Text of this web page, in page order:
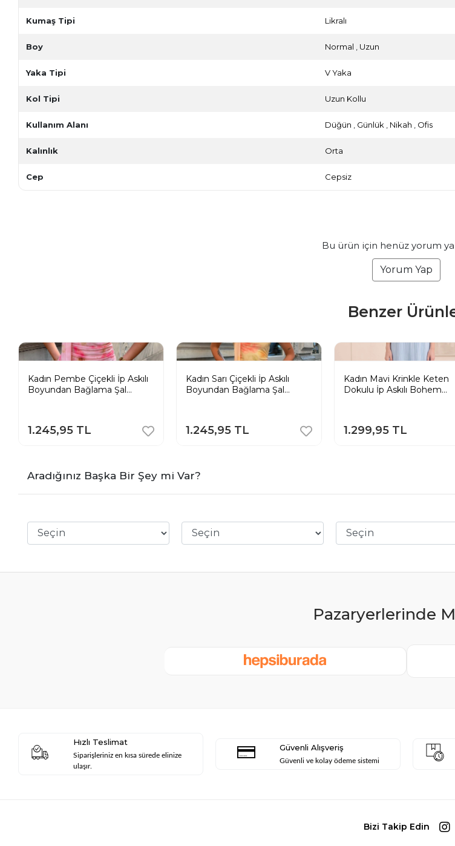
Kumaş Tipi Likralı
Boy Normal Uzun
Yaka Tipi V Yaka
Kol Tipi Uzun Kollu
Kullanım Alanı Düğün Günlük Nikah Ofis
Kalınlık Orta
Cep Cepsiz
Bu ürün için henüz yorum
Yorum Yap
Benzer
Kadın Pembe Çiçekli İp Askılı
Boyundan Bağlama Şal
1.245,95 TL
Kadın Sarı Çiçekli İp Askılı
Boyundan Bağlama Şal
1.245,95 TL
Kadın Mavi Krinkle Keten
Dokulu İp Askılı Bohem
1.299,95 TL
Aradığınız Başka Bir Şey mi Var?
Hızlı Teslimat
Siparişleriniz en kısa sürede elinize
ulaşır.
Güvenli Alışveriş
Güvenli ve kolay ödeme sistemi
Bizi Takip Edin